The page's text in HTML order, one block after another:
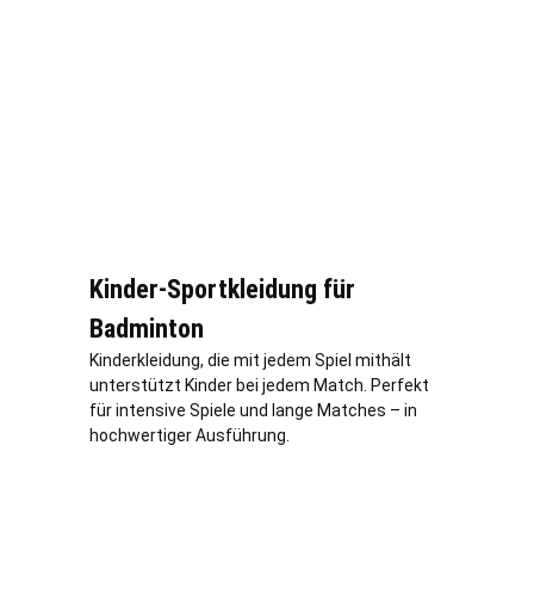
Kinder-Sportkleidung für
Badminton
Kinderkleidung, die mit jedem Spiel mithält
unterstützt Kinder bei jedem Match. Perfekt
für intensive Spiele und lange Matches – in
hochwertiger Ausführung.